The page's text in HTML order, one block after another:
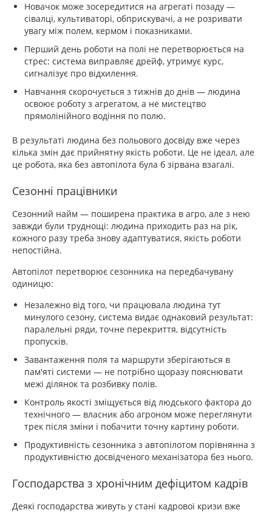
Новачок може зосередитися на агрегаті позаду —
сівалці, культиваторі, обприскувачі, а не розривати
увагу між полем, кермом і показниками.
Перший день роботи на полі не перетворюється на
стрес: система виправляє дрейф, утримує курс,
сигналізує про відхилення.
Навчання скорочується з тижнів до днів — людина
освоює роботу з агрегатом, а не мистецтво
прямолінійного водіння по полю.
В результаті людина без польового досвіду вже через
кілька змін дає прийнятну якість роботи. Це не ідеал, але
це робота, яка без автопілота була б зірвана взагалі.
Сезонні працівники
Сезонний найм — поширена практика в агро, але з нею
завжди були труднощі: людина приходить раз на рік,
кожного разу треба знову адаптуватися, якість роботи
непостійна.
Автопілот перетворює сезонника на передбачувану
одиницю:
Незалежно від того, чи працювала людина тут
минулого сезону, система видає однаковий результат:
паралельні ряди, точне перекриття, відсутність
пропусків.
Завантаження поля та маршрути зберігаються в
пам'яті системи — не потрібно щоразу пояснювати
межі ділянок та розбивку полів.
Контроль якості зміщується від людського фактора до
технічного — власник або агроном може переглянути
трек після зміни і побачити точну картину роботи.
Продуктивність сезонника з автопілотом порівнянна з
продуктивністю досвідченого механізатора без нього.
Господарства з хронічним дефіцитом кадрів
Деякі господарства живуть у стані кадрової кризи вже